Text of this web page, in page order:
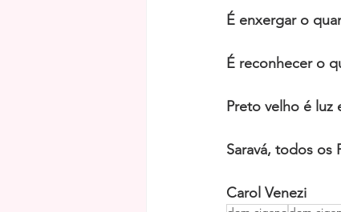
É enxergar o
É reconhecer o
Preto velho é luz
Saravá, todos os
Carol Venezi